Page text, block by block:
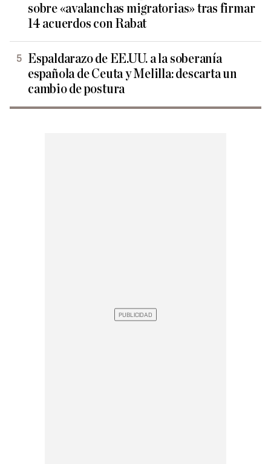
sobre «avalanchas migratorias» tras firmar
14 acuerdos con Rabat
Espaldarazo de EE.UU. a la soberanía
española de Ceuta y Melilla: descarta un
cambio de postura